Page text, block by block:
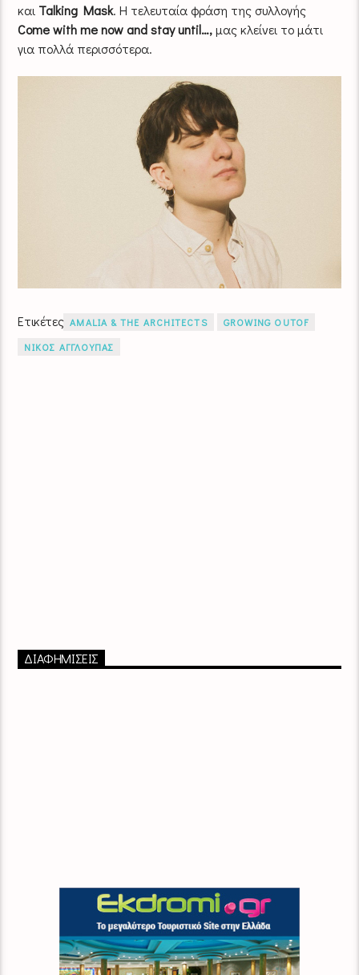
και Talking Mask. Η τελευταία φράση της συλλογής
Come with me now and stay until…,μας κλείνει το μάτι
για πολλά περισσότερα.
Ετικέτες AMALIA & THE ARCHITECTS
GROWING OUTOF
ΝΙΚΟΣ ΑΓΓΛΟΥΠΑΣ
ΔΙΑΦΗΜΙΣΕΙΣ